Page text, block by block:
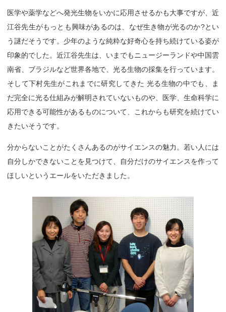
医学や薬学などへ発光生物をいかに応用させるかも大事ですが、近
江谷先生がもっとも興味があるのは、なぜ生き物が光るのか?とい
う謎だそうです。少年のような純粋な好奇心を持ち続けている姿が
印象的でした。近江谷先生は、いまでもニュージーランドや中国雲
南省、ブラジルなど世界各地で、光る生物の採集を行っています。
そして下村先生がこれまでに研究してきた 光る生物の中でも、ま
だ完全に光る仕組みが解明されていないものや、医学、生命科学に
応用できる可能性があるものについて、これからも研究を続けてい
きたいそうです。
分からないことがたくさんあるのがサイエンスの魅力。若い人には
自分しかできないことを見つけて、自分だけのサイエンスを作って
ほしいというエールをいただきました。